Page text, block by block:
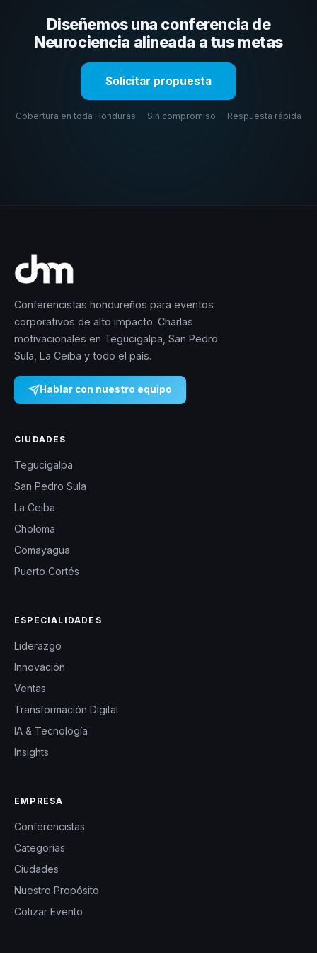
organizacional. En CHM Honduras te ayudamos con una
selección estratégica basada en estos criterios.
Diseñemos una conferencia de
Neurociencia alineada a tus metas
Solicitar propuesta
Cobertura en toda Honduras · Sin compromiso · Respuesta rápida
Conferencistas hondureños para eventos
corporativos de alto impacto. Charlas
motivacionales en Tegucigalpa, San Pedro
Sula, La Ceiba y todo el país.
Hablar con nuestro equipo
CIUDADES
Tegucigalpa
San Pedro Sula
La Ceiba
Choloma
Comayagua
Puerto Cortés
ESPECIALIDADES
Liderazgo
Innovación
Ventas
Transformación Digital
IA & Tecnología
Insights
EMPRESA
Conferencistas
Categorías
Ciudades
Nuestro Propósito
Cotizar Evento